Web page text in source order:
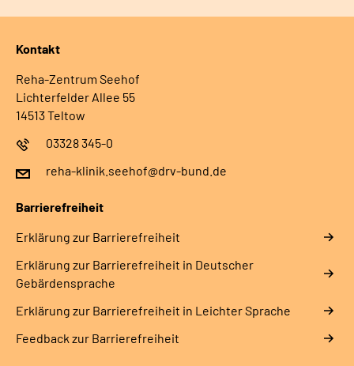
Kontakt
Reha-Zentrum Seehof
Lichterfelder Allee 55
14513 Teltow
03328 345-0
reha-klinik.seehof@drv-bund.de
Barrierefreiheit
Erklärung zur Barrierefreiheit
Erklärung zur Barrierefreiheit in Deutscher
Gebärdensprache
Erklärung zur Barrierefreiheit in Leichter Sprache
Feedback zur Barrierefreiheit